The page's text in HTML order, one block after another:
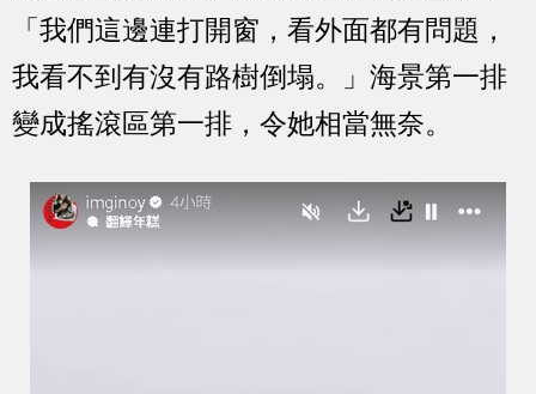
「我們這邊連打開窗，看外面都有問題，
我看不到有沒有路樹倒塌。」海景第一排
變成搖滾區第一排，令她相當無奈。